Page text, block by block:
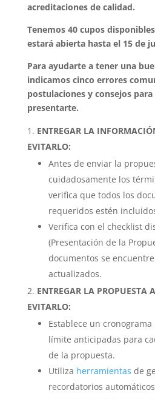
acreditaciones de calidad.
Tenemos 40 cupos
estará abierta hasta el 15 de
Para ayudarte a tener una
indicamos cinco errores
postulaciones y consejos
presentarte.
ENTREGAR LA
EVITARLO:
Antes de enviar la
cuidadosamente los
verifica que todos los
requeridos estén
Verifica con el checklist
(Presentación de la
documentos se
actualizados.
ENTREGAR LA PROPUESTA
EVITARLO:
Establece un
límite anticipadas para
de la propuesta.
Utiliza herramientas de
recordatorios